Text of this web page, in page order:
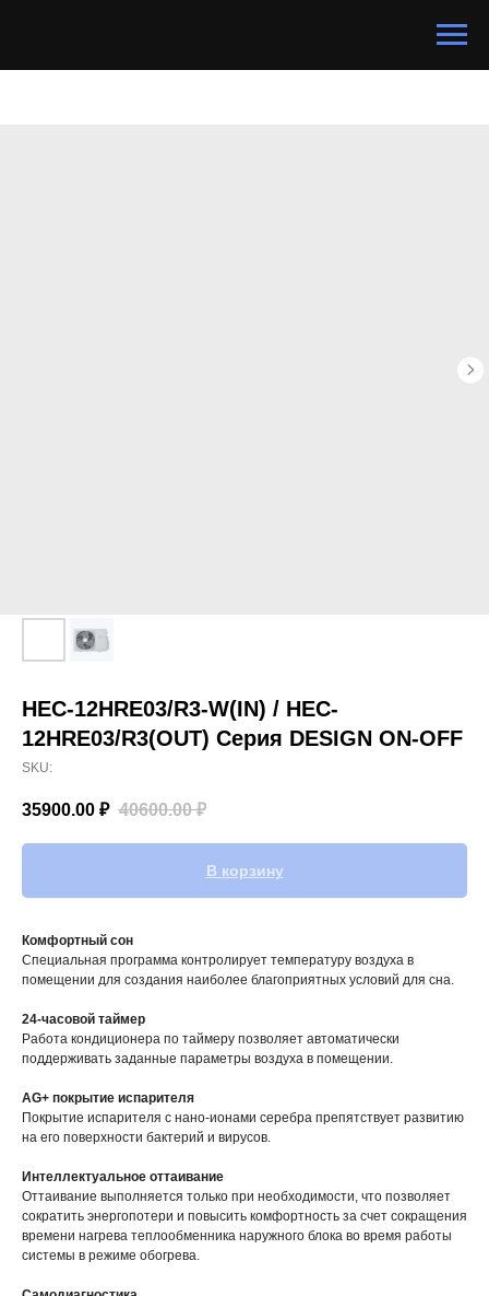
HEC-12HRE03/R3-W(IN) / HEC-
12HRE03/R3(OUT) Серия DESIGN ON-OFF
SKU:
35900.00 ₽ 40600.00 ₽
В корзину
Комфортный сон
Специальная программа контролирует температуру воздуха в
помещении для создания наиболее благоприятных условий для сна.
24-часовой таймер
Работа кондиционера по таймеру позволяет автоматически
поддерживать заданные параметры воздуха в помещении.
AG+ покрытие испарителя
Покрытие испарителя с нано-ионами серебра препятствует развитию
на его поверхности бактерий и вирусов.
Интеллектуальное оттаивание
Оттаивание выполняется только при необходимости, что позволяет
сократить энергопотери и повысить комфортность за счет сокращения
времени нагрева теплообменника наружного блока во время работы
системы в режиме обогрева.